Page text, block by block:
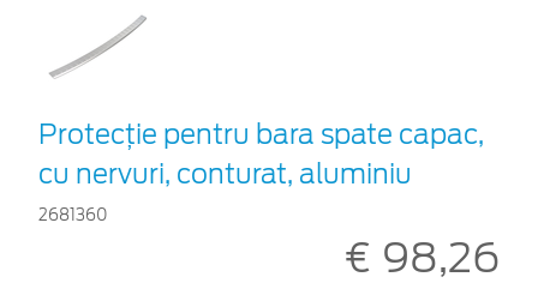
Protecţie pentru bara spate capac,
cu nervuri, conturat, aluminiu
2681360
€ 98,26